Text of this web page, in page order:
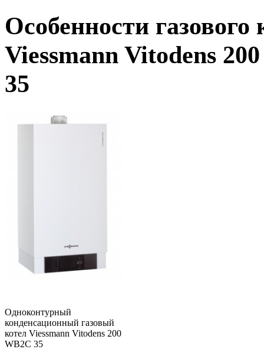
Особенности газового
Viessmann Vitodens
35
Одноконтурный
конденсационный газовый
котел Viessmann Vitodens 200
WB2C 35